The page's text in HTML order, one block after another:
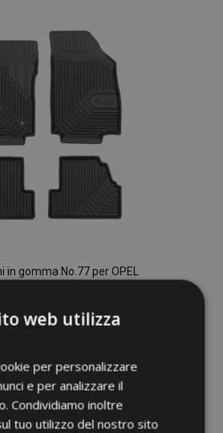
in gomma No.77 per OPEL
Aggiungi
alla
web utilizza
per personalizzare
e per analizzare il
Condividiamo inoltre
tuo utilizzo del nostro sito